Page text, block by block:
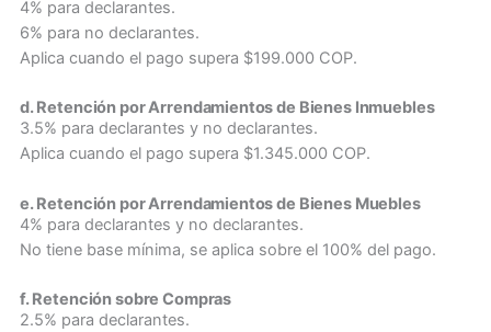
4% para declarantes.
6% para no declarantes.
Aplica cuando el pago supera $199.000 COP.
d. Retención por Arrendamientos de Bienes Inmuebles
3.5% para declarantes y no declarantes.
Aplica cuando el pago supera $1.345.000 COP.
e. Retención por Arrendamientos de Bienes Muebles
4% para declarantes y no declarantes.
No tiene base mínima, se aplica sobre el 100% del pago.
f. Retención sobre Compras
2.5% para declarantes.